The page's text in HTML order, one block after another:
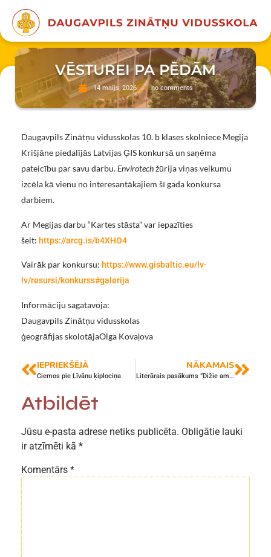
VĒSTUREI PA PĒDĀM
14 maijs, 2026 no comments
Daugavpils Zinātņu vidusskolas 10. b klases skolniece Megija
Krišjāne piedalījās Latvijas ĢIS konkursā un saņēma
pateicību par savu darbu.Envirotechžūrija viņas veikumu
izcēla kā vienu no interesantākajiem šī gada konkursa
darbiem.
Ar Megijas darbu “Kartes stāsta” var iepazīties
šeit: https://arcg.is/b4XHO4
Vairāk par konkursu: https://www.gisbaltic.eu/lv-
lv/resursi/konkurss#galerija
Informāciju sagatavoja:
Daugavpils Zinātņu vidusskolas
ģeogrāfijas skolotājaOlga Kovaļova
IEPRIEKŠĒJĀ
Ciemos pie Līvānu ķiplociņa
NĀKAMAIS
Literārais pasākums “Dižie amerikāņu autori”
Atbildēt
Jūsu e-pasta adrese netiks publicēta. Obligātie lauki
ir atzīmēti kā *
Komentārs *